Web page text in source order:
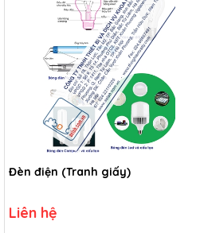
Đèn điện (Tranh giấy)
Liên hệ